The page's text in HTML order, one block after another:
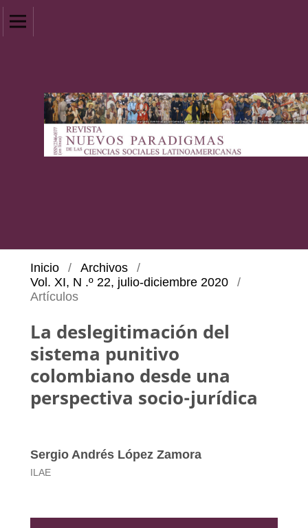
Inicio / Archivos
/
Vol. XI, N .º 22, julio-diciembre 2020
/
Artículos
La deslegitimación del
sistema punitivo
colombiano desde una
perspectiva socio-jurídica
Sergio Andrés López Zamora
ILAE